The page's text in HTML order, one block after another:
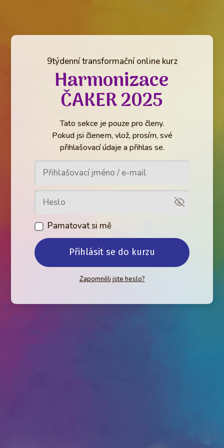
9týdenní transformační online kurz
Harmonizace
ČAKER 2025
Tato sekce je pouze pro členy.
Pokud jsi členem, vlož, prosím, své
přihlašovací údaje a přihlas se.
Pamatovat si mě
Přihlásit se do kurzu
Zapomněli jste heslo?